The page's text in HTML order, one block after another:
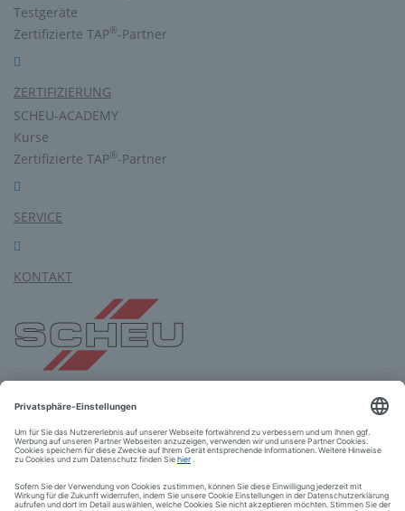
Testgeräte
Zertifizierte TAP®-Partner
ZERTIFIZIERUNG
SCHEU-ACADEMY
Kurse
Zertifizierte TAP®-Partner
SERVICE
KONTAKT
Am Burgberg 20
58642 Iserlohn
Tel.: +49 2374 9288-0
Fax: +49 2374 9288-90